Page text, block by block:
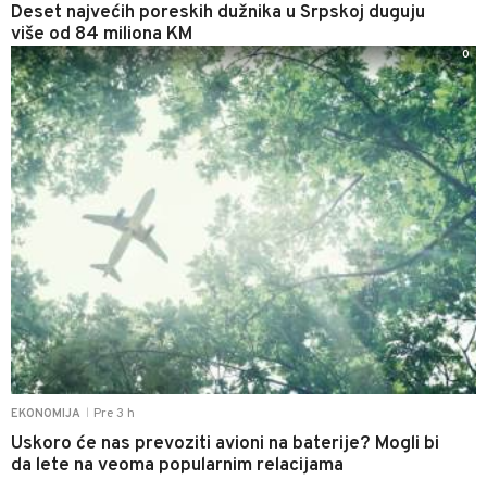
Deset najvećih poreskih dužnika u Srpskoj duguju
više od 84 miliona KM
EKONOMIJA Pre 3 h
Uskoro će nas prevoziti avioni na baterije? Mogli bi
da lete na veoma popularnim relacijama
0